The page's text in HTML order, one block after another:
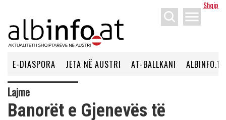
Shqip
menu
E-DIASPORA JETA NË AUSTRI AT-BALLKANI ALBINFO.TV
Lajme
Banorët e Gjenevës të